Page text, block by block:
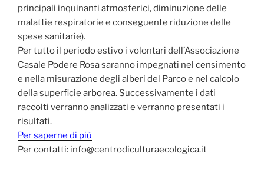
principali inquinanti atmosferici, diminuzione delle
malattie respiratorie e conseguente riduzione delle
spese sanitarie).
Per tutto il periodo estivo i volontari dell’Associazione
Casale Podere Rosa saranno impegnati nel censimento
e nella misurazione degli alberi del Parco e nel calcolo
della superficie arborea. Successivamente i dati
raccolti verranno analizzati e verranno presentati i
risultati.
Per saperne di più
Per contatti: info@centrodiculturaecologica.it